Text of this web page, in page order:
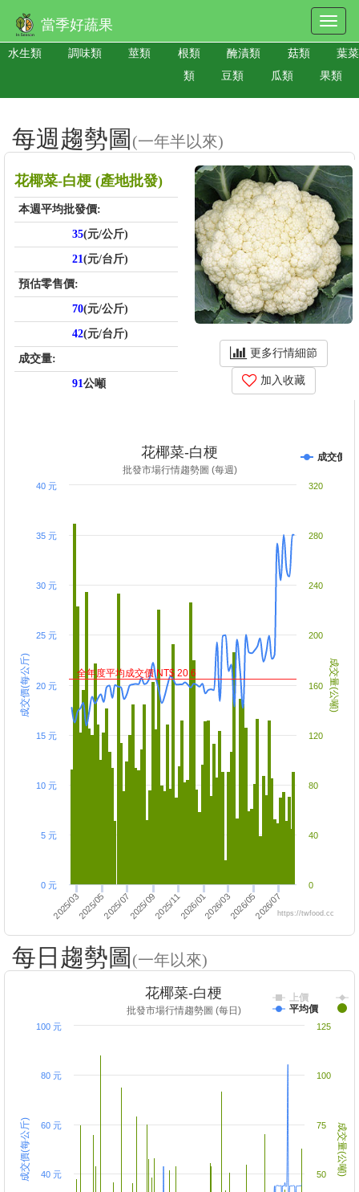
當季好蔬果
水生類 調味類 莖類 根類 醃漬類 菇類
葉菜
類
豆類 瓜類 果類
每週趨勢圖 (一年半以來)
花椰菜-白梗 (產地批發)
本週平均批發價:
35(元/公斤)
21(元/台斤)
預估零售價:
70(元/公斤)
42(元/台斤)
成交量:
91公噸
更多行情細節
加入收藏
成交價(每公斤) 成交量(公噸)
花椰菜-白梗
批發市場行情趨勢圖 (每週)
成交價
2025/032025/052025/072025/092025/112026/012026/032026/052026/07
0 元
5 元
10 元
15 元
20 元
25 元
30 元
35 元
40 元
0
40
80
120
160
200
240
280
320
https://twfood.cc
全年度平均成交價 NT$ 20.6
每日趨勢圖 (一年以來)
成交價(每公斤) 成交量(公噸)
花椰菜-白梗
批發市場行情趨勢圖 (每日)
上價
平均價
40 元
60 元
80 元
100 元
50
75
100
125